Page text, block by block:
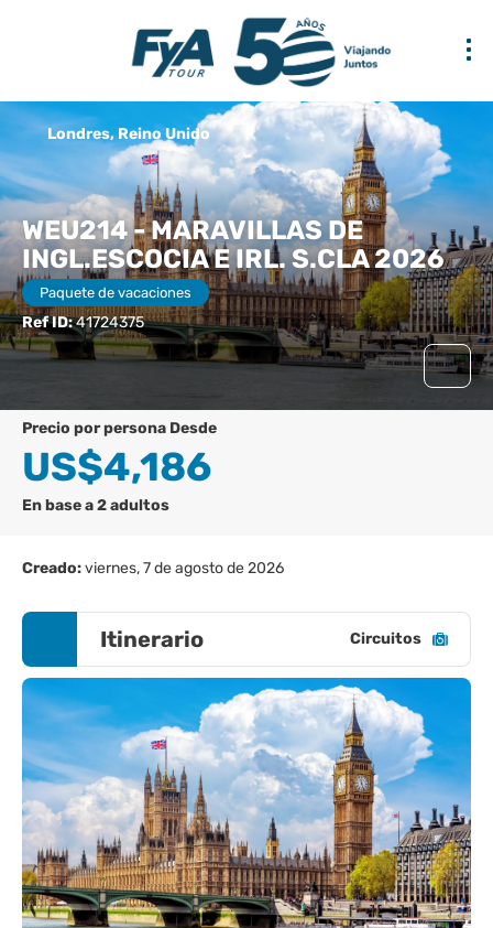
WEU214 - MARAVILLAS DE
INGL.ESCOCIA E IRL. S.CLA 2026
Paquete de vacaciones
Ref ID:41724375
Londres, Reino Unido
precio por persona Desde
US$4,186
En base a 2 adultos
Creado:viernes, 7 de agosto de 2026
Itinerario Circuitos